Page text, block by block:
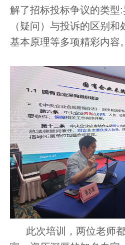
解了招标投标争议的类型:
（疑问）与投诉的区别
基本原理等多项精彩内容。
此次培训，两位老师